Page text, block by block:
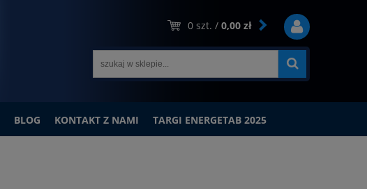
0 szt. / 0,00 zł
BLOG KONTAKT Z NAMI TARGI ENERGETAB 2025